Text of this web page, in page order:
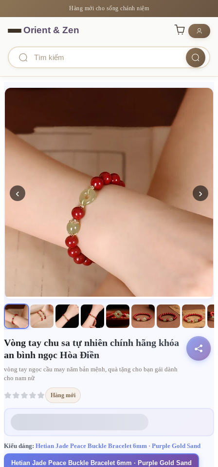
Hàng mới cho sống chánh niệm
‹ ›
Vòng tay chu sa tự nhiên chính hãng khóa
an bình ngọc Hòa Điền
vòng tay ngọc cầu may năm bản mệnh, quà tặng cho bạn gái dành
cho nam nữ
Hàng mới
Kiểu dáng: Hetian Jade Peace Buckle Bracelet 6mm · Purple Gold Sand
Hetian Jade Peace Buckle Bracelet 6mm · Purple Gold Sand